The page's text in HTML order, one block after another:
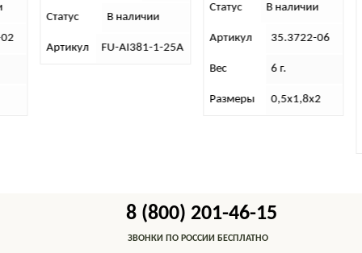
В наличии
FU-AI381-1-25A
В наличии
35.3722-06
6 г.
0,5х1,8х2
(БПР-
Статус
Вес
8 (800) 201-46-15
ЗВОНКИ ПО РОССИИ БЕСПЛАТНО